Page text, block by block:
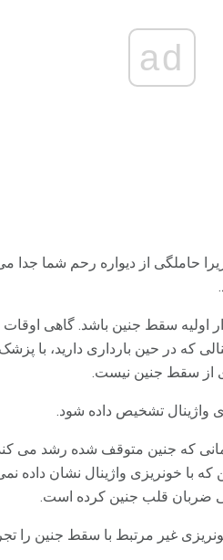
ad
حاملگی از دیواره رحم شما جدا
اولیه سقط جنین باشد. گاهی
که در حین بارداری دارید، با
ای از سقط جنین نیست.
واژینال تشخیص داده شود.
که جنین متوقف شده رشد می
ضربان قلب جنین کرده است.
غیر مرتبط با سقط جنین را